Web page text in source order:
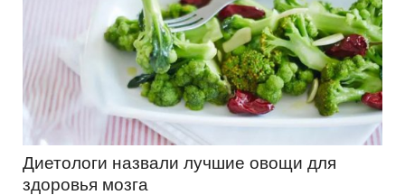
Диетологи назвали лучшие овощи для
здоровья мозга